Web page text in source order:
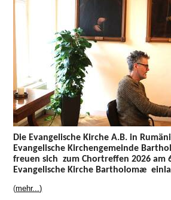
Die Evangelische Kirche A.B. in
Evangelische Kirchengemeinde
freuen sich zum Chortreffen 2026 am
Evangelische Kirche Bartholomæ
(mehr...)